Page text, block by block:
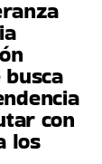
con
los